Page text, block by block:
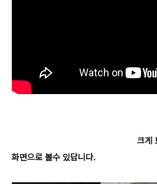
크게 보기 선택하
화면으로 볼수 있답니다.